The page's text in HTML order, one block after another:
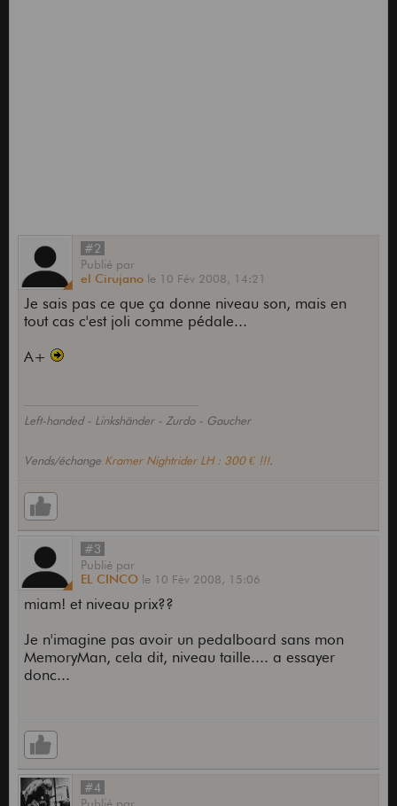
#2
Publié par
el Cirujano le 10 Fév 2008, 14:21
Je sais pas ce que ça donne niveau son, mais en
tout cas c'est joli comme pédale...
A+
Left-handed - Linkshänder - Zurdo - Gaucher
Vends/échange Kramer Nightrider LH : 300 € !!!.
#3
Publié par
EL CINCO le 10 Fév 2008, 15:06
miam! et niveau prix??
Je n'imagine pas avoir un pedalboard sans mon
MemoryMan, cela dit, niveau taille.... a essayer
donc...
#4